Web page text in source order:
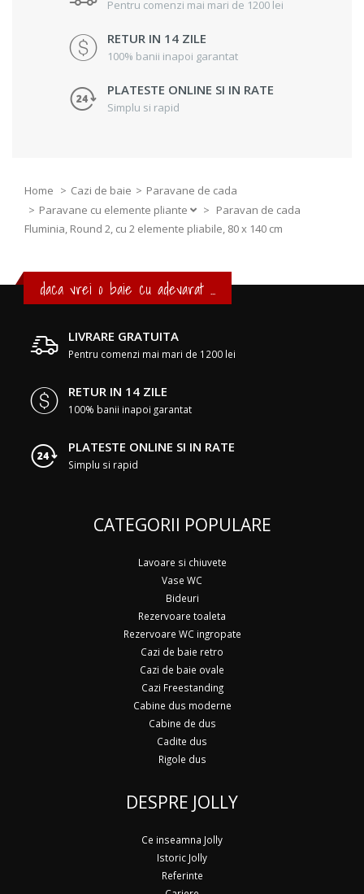
Pentru comenzi mai mari de 1200 lei
RETUR IN 14 ZILE
100% banii inapoi garantat
PLATESTE ONLINE SI IN RATE
Simplu si rapid
Home Cazi de baie
Paravane de cada
Paravane cu elemente pliante
> Paravan de cada
Fluminia, Round 2, cu 2 elemente pliabile, 80 x 140 cm
daca vrei o baie cu adevarat ...
LIVRARE GRATUITA
Pentru comenzi mai mari de 1200 lei
RETUR IN 14 ZILE
100% banii inapoi garantat
PLATESTE ONLINE SI IN RATE
Simplu si rapid
CATEGORII POPULARE
Lavoare si chiuvete
Vase WC
Bideuri
Rezervoare toaleta
Rezervoare WC ingropate
Cazi de baie retro
Cazi de baie ovale
Cazi Freestanding
Cabine dus moderne
Cabine de dus
Cadite dus
Rigole dus
DESPRE JOLLY
Ce inseamna Jolly
Istoric Jolly
Referinte